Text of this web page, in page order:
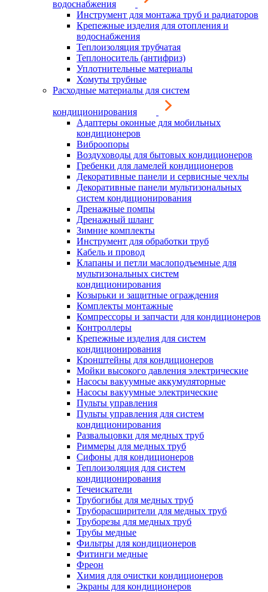
водоснабжения
Инструмент для монтажа труб и радиаторов
Крепежные изделия для отопления и
водоснабжения
Теплоизоляция трубчатая
Теплоноситель (антифриз)
Уплотнительные материалы
Хомуты трубные
Расходные материалы для систем
кондиционирования
Адаптеры оконные для мобильных
кондиционеров
Виброопоры
Воздуховоды для бытовых кондиционеров
Гребенки для ламелей кондиционеров
Декоративные панели и сервисные чехлы
Декоративные панели мультизональных
систем кондиционирования
Дренажные помпы
Дренажный шланг
Зимние комплекты
Инструмент для обработки труб
Кабель и провод
Клапаны и петли маслоподъемные для
мультизональных систем
кондиционирования
Козырьки и защитные ограждения
Комплекты монтажные
Компрессоры и запчасти для кондиционеров
Контроллеры
Крепежные изделия для систем
кондиционирования
Кронштейны для кондиционеров
Мойки высокого давления электрические
Насосы вакуумные аккумуляторные
Насосы вакуумные электрические
Пульты управления
Пульты управления для систем
кондиционирования
Развальцовки для медных труб
Риммеры для медных труб
Сифоны для кондиционеров
Теплоизоляция для систем
кондиционирования
Течеискатели
Трубогибы для медных труб
Труборасширители для медных труб
Труборезы для медных труб
Трубы медные
Фильтры для кондиционеров
Фитинги медные
Фреон
Химия для очистки кондиционеров
Экраны для кондиционеров